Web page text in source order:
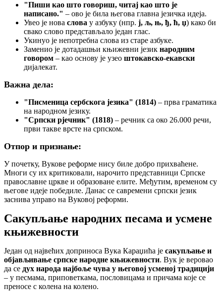
"Пиши као што говориш, читај као што је
написано." – ово је била његова главна језичка идеја.
Увео је нова слова у азбуку (нпр. ј, љ, њ, ђ, ћ, џ) како би
свако слово представљало један глас.
Укинуо је непотребна слова из старе азбуке.
Заменио је дотадашњи књижевни језик народним
говором – као основу је узео штокавско-екавски
дијалекат.
Важна дела:
"Писменица сербскога језика" (1814) – прва граматика
на народном језику.
"Српски рјечник" (1818) – речник са око 26.000 речи,
први такве врсте на српском.
Отпор и признање:
У почетку, Вукове реформе нису биле добро прихваћене.
Многи су их критиковали, нарочито представници Српске
православне цркве и образоване елите. Међутим, временом су
његове идеје победиле. Данас се савремени српски језик
заснива управо на Вуковој реформи.
Сакупљање народних песама и усмене
књижевности
Један од највећих доприноса Вука Караџића је сакупљање и
објављивање српске народне књижевности. Вук је веровао
да се дух народа најбоље чува у његовој усменој традицији
– у песмама, приповеткама, пословицама и причама које се
преносе с колена на колено.